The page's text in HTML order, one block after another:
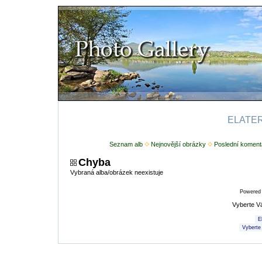
Seznam alb Nejnovější obrázky Poslední
Chyba
Vybraná alba/obrázek neexistuje
Vyberte